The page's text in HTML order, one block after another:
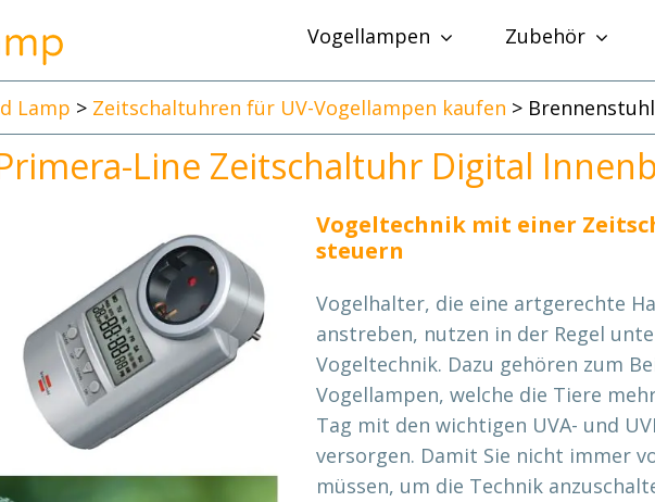
Vogellampen Zubehör
Lamp > Zeitschaltuhren für UV-Vogellampen kaufen >
Line Zeitschaltuhr Digital
Vogeltechnik mit einer
steuern
Vogelhalter, die eine artgerechte
anstreben, nutzen in der Regel
Vogeltechnik. Dazu gehören zum
Vogellampen, welche die Tiere
Tag mit den wichtigen UVA- und
versorgen. Damit Sie nicht immer
müssen, um die Technik